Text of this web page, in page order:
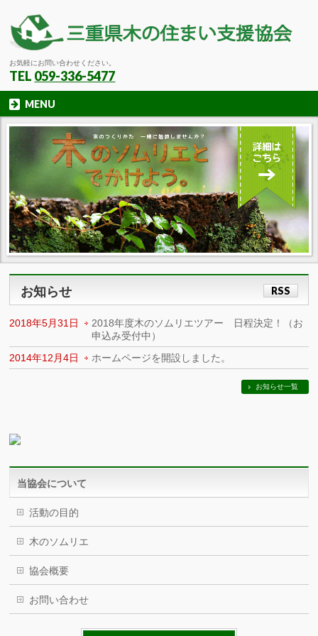
お気軽にお問い合わせください。
TEL 059-336-5477
MENU
お知らせ RSS
2018年5月31日
2018年度木のソムリエツアー 日程決定！（お
申込み受付中）
2014年12月4日
ホームページを開設しました。
お知らせ一覧
当協会について
活動の目的
木のソムリエ
協会概要
お問い合わせ